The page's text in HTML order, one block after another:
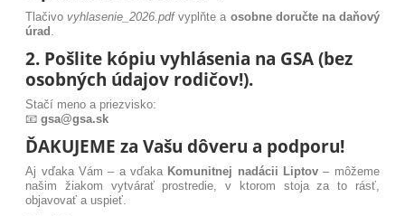
Tlačivovyhlasenie_2026.pdfvyplňte a osobne doručte na daňový
úrad
2. Pošlite kópiu vyhlásenia na GSA (bez
osobných údajov rodičov!).
Stačí meno a priezvisko:
📧gsa@gsa.sk
ĎAKUJEME za Vašu dôveru a podporu!
Aj vďaka Vám – a vďaka Komunitnej nadácii Liptov – môžeme
našim žiakom vytvárať prostredie, v ktorom stoja za to rásť,
objavovať a uspieť.